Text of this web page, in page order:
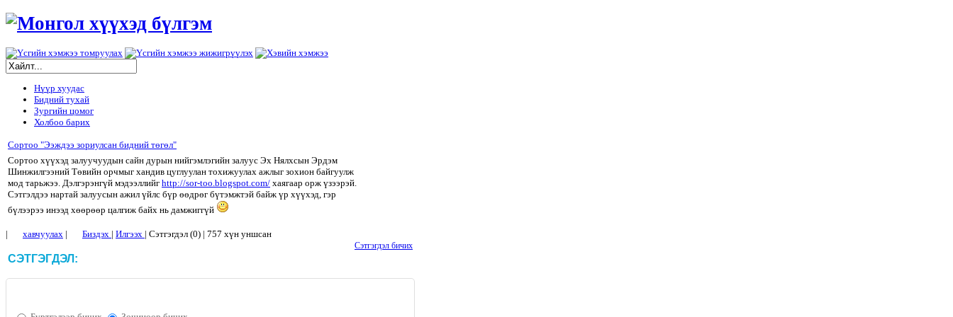
Нүүр хуудас
Бидний тухай
Зургийн цомог
Холбоо барих
Сортоо "Ээждээ зориулсан бидний төгөл"
Сортоо хүүхэд залуучуудын сайн дурын нийгэмлэгийн залуус Эх Нялхсын Эрдэм
Шинжилгээний Төвийн орчмыг хандив цуглуулан тохижуулах ажлыг зохион байгуулж
мод тарьжээ. Дэлгэрэнгүй мэдээллийг http://sor-too.blogspot.com/ хаягаар орж үзээрэй.
Сэтгэлдээ нартай залуусын ажил үйлс бүр өөдрөг бүтэмжтэй байж үр хүүхэд, гэр
бүлээрээ инээд хөөрөөр цалгиж байх нь дамжиггүй
| хавчуулах | Биздэх | Илгээх | Сэтгэгдэл (0) | 757 хүн уншсан
Сэтгэгдэл бичих
СЭТГЭГДЭЛ: